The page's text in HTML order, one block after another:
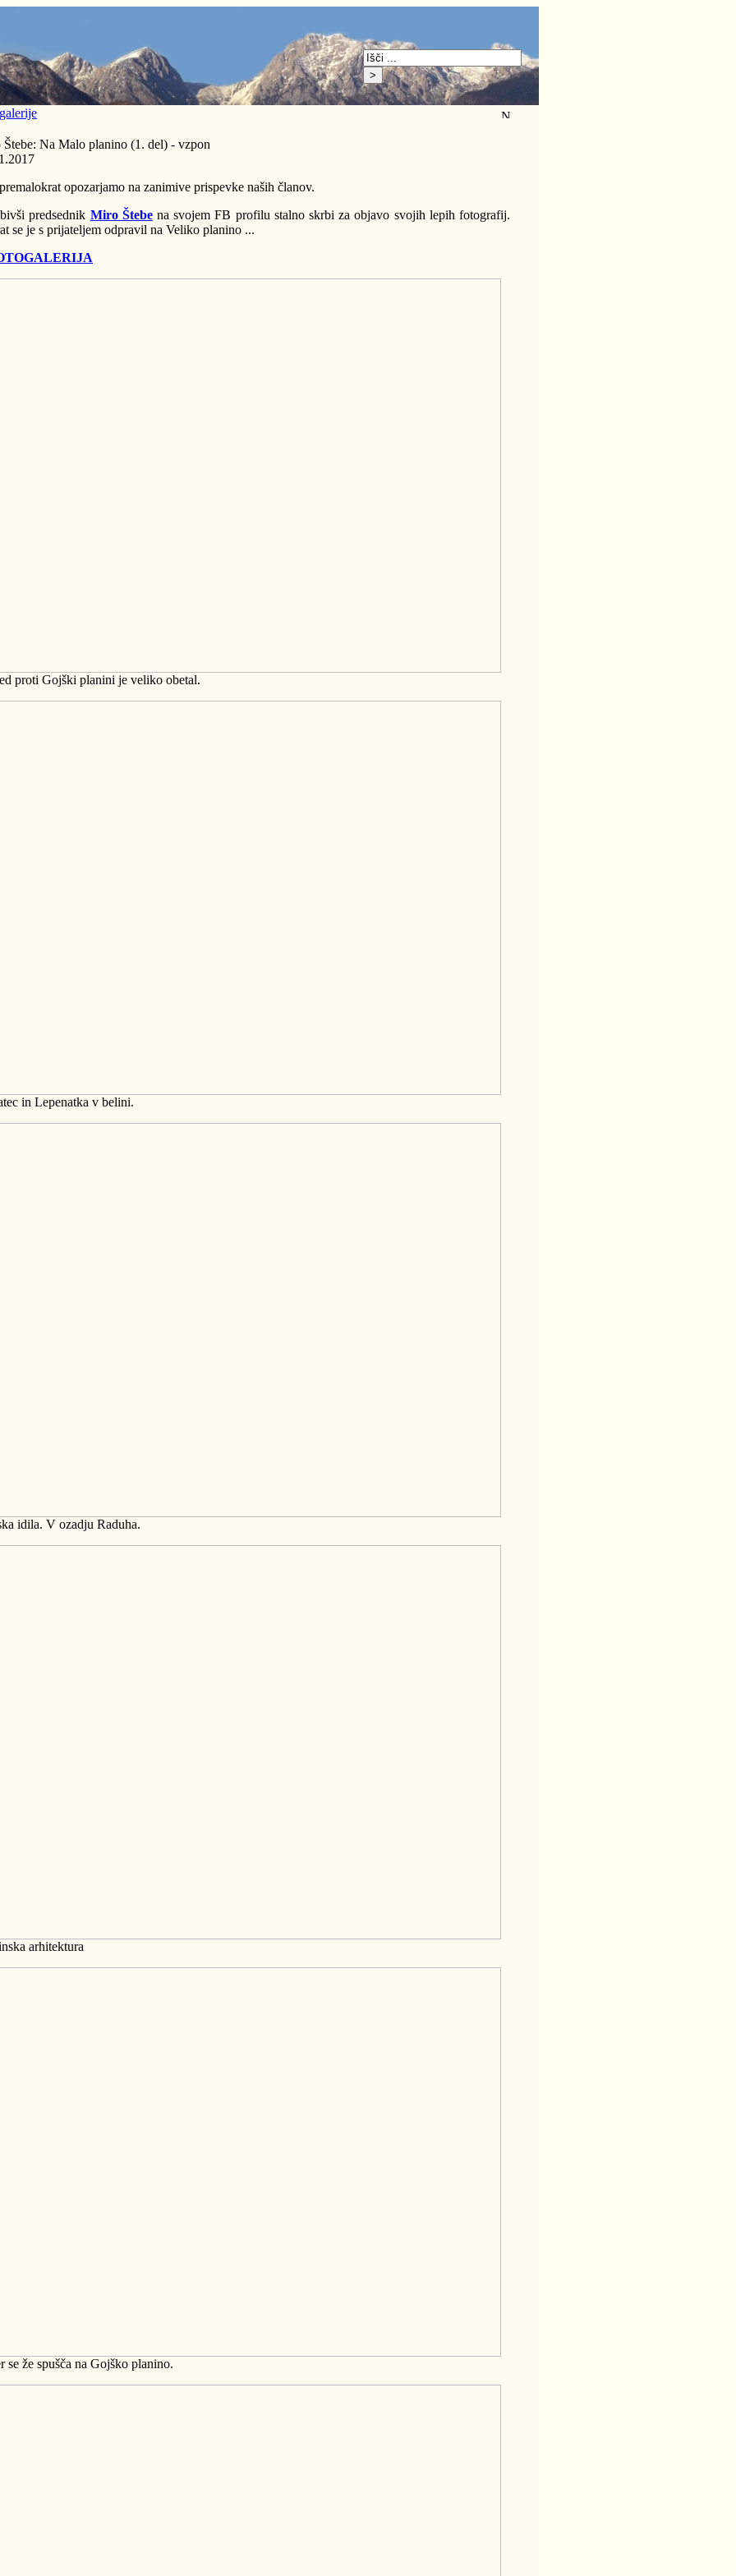
Na Malo planino (1. del) - vzpon
opozarjamo na zanimive prispevke naših članov.
predsednik Miro Štebena svojem FB profilu stalno skrbi za objavo svojih lepih fotografij.
se je s prijateljem odpravil na Veliko planino ...
proti Gojški planini je veliko obetal.
in Lepenatka v belini.
idila. V ozadju Raduha.
arhitektura
se že spušča na Gojško planino.